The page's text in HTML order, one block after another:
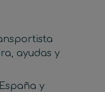
ayudas y
y